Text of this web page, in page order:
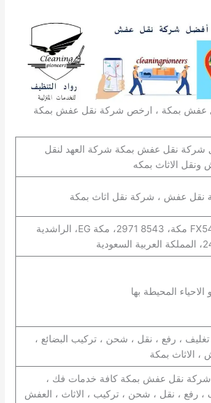
عفش بمكة ، ارخص شركة نقل عفش بمكة
شركة نقل عفش بمكة شركة العهد لنقل
ونقل الاثاث بمكه
نقل عفش ، شركة نقل اثاث بمكة
FX54+VV مكة، 8543 2971، مكة EG، الراشدية
المحيطة بها
، رفع ، نقل ، شحن ، تركيب البضائع ،
، الاثاث بمكة
شركة نقل عفش بمكة كافة خدمات فك ،
، رفع ، نقل ، شحن ، تركيب ، الاثاث ، العفش